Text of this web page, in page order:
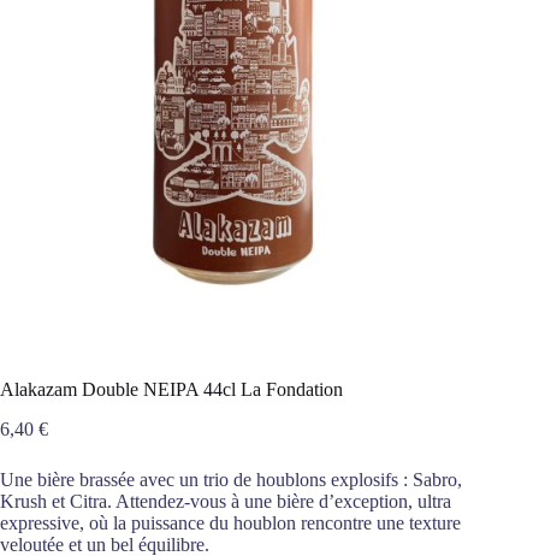
Alakazam Double NEIPA 44cl La Fondation
6,40 €
Une bière brassée avec un trio de houblons explosifs : Sabro,
Krush et Citra. Attendez-vous à une bière d’exception, ultra
expressive, où la puissance du houblon rencontre une texture
veloutée et un bel équilibre.